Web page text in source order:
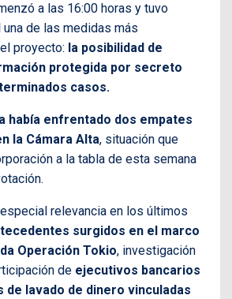
a las 16:00 horas y tuvo
de las medidas más
proyecto: la posibilidad de
protegida por secreto
casos.
había enfrentado dos empates
la Cámara Alta, situación que
a la tabla de esta semana
relevancia en los últimos
surgidos en el marco
Operación Tokio, investigación
de ejecutivos bancarios
de lavado de dinero vinculadas